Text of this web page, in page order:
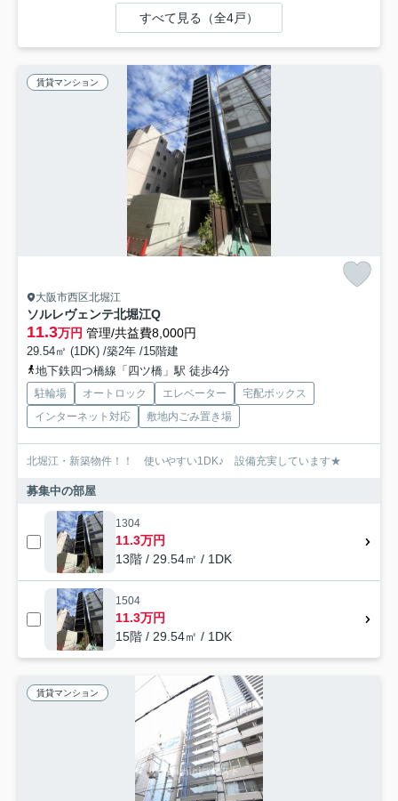
すべて見る（全4戸）
賃貸マンション
大阪市西区北堀江
ソルレヴェンテ北堀江Q
11.3万円 管理/共益費8,000円
29.54㎡ (1DK) /築2年 /15階建
地下鉄四つ橋線「四ツ橋」駅 徒歩4分
駐輪場 オートロック エレベーター
宅配ボックス
インターネット対応
敷地内ごみ置き場
北堀江・新築物件！！ 使いやすい1DK♪ 設備充実しています★
募集中の部屋
1304
11.3万円
13階 / 29.54㎡ / 1DK
1504
11.3万円
15階 / 29.54㎡ / 1DK
賃貸マンション